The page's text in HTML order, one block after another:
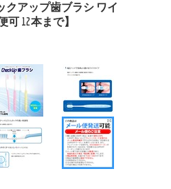
クアップ歯ブラシ ワイ
可 12本まで】